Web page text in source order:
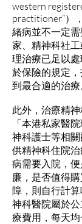
western
practitioner”）
緒病並不一定
家、精神科社
理治療已足以
於保險的規定
到最合適的治療
此外，治療精
「本港私家醫
神科護士等相
供精神科住院
病需要入院，
廉，是否值得
障，則自行計
神科醫院屬於
療費用，每天均